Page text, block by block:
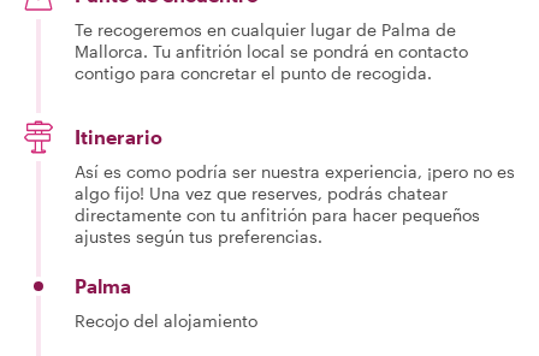
Te recogeremos en cualquier lugar de Palma de
Mallorca. Tu anfitrión local se pondrá en contacto
contigo para concretar el punto de recogida.
Itinerario
Así es como podría ser nuestra experiencia, ¡pero no es
algo fijo! Una vez que reserves, podrás chatear
directamente con tu anfitrión para hacer pequeños
ajustes según tus preferencias.
Palma
Recojo del alojamiento